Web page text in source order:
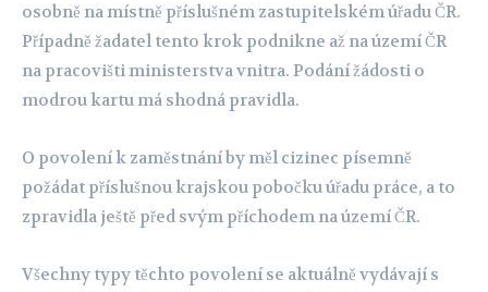
osobně na místně příslušném zastupitelském úřadu ČR.
Případně žadatel tento krok podnikne až na území ČR
na pracovišti ministerstva vnitra. Podání žádosti o
modrou kartu má shodná pravidla.
O povolení k zaměstnání by měl cizinec písemně
požádat příslušnou krajskou pobočku úřadu práce, a to
zpravidla ještě před svým příchodem na území ČR.
Všechny typy těchto povolení se aktuálně vydávají s